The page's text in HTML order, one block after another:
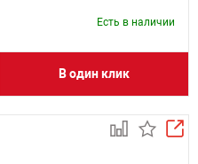
Есть в наличии
В один клик